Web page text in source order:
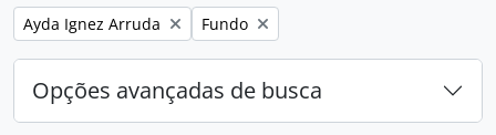
Remover filtro:
Ayda Ignez Arruda Remover filtro:
Fundo
Opções avançadas de busca